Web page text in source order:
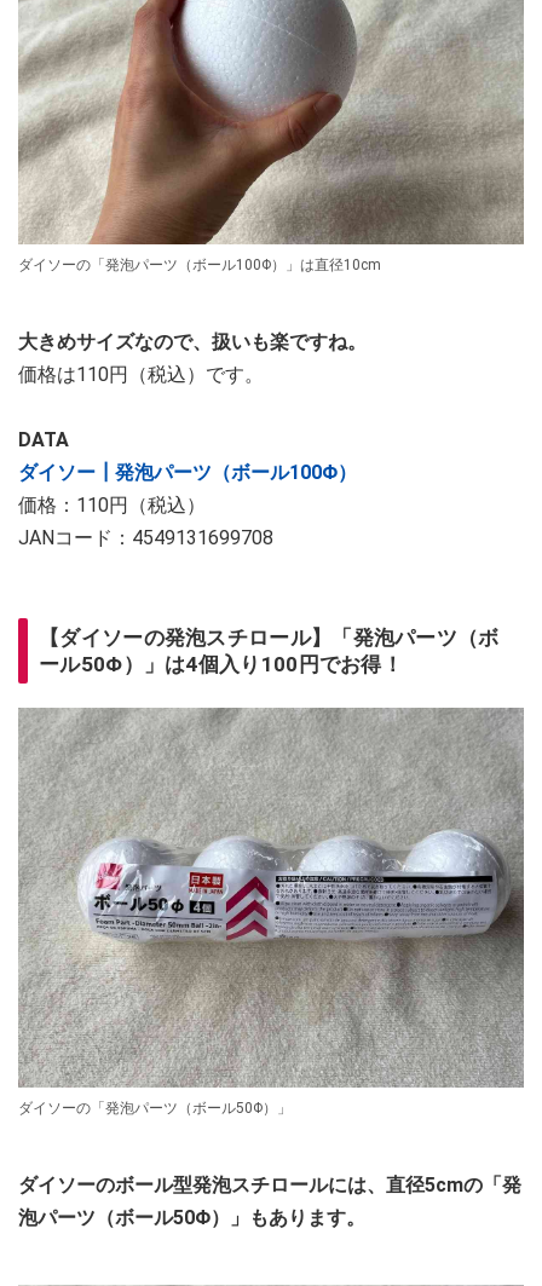
ダイソーの「発泡パーツ（ボール100Φ）」は直径10cm
大きめサイズなので、扱いも楽ですね。
価格は110円（税込）です。
DATA
ダイソー┃発泡パーツ（ボール100Φ）
価格：110円（税込）
JANコード：4549131699708
【ダイソーの発泡スチロール】「発泡パーツ（ボ
ール50Φ）」は4個入り100円でお得！
ダイソーの「発泡パーツ（ボール50Φ）」
ダイソーのボール型発泡スチロールには、直径5cmの「発
泡パーツ（ボール50Φ）」もあります。